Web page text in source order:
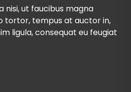
nisi, ut faucibus magna
tortor, tempus at auctor in,
ligula, consequat eu feugiat